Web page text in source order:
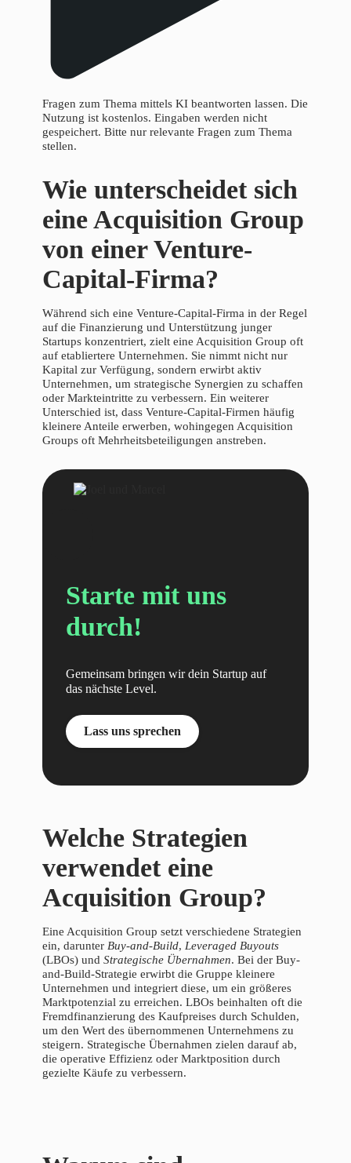
Fragen zum Thema mittels KI beantworten lassen. Die
Nutzung ist kostenlos. Eingaben werden nicht
gespeichert. Bitte nur relevante Fragen zum Thema
stellen.
Wie unterscheidet sich
eine Acquisition Group
von einer Venture-
Capital-Firma?
Während sich eine Venture-Capital-Firma in der Regel
auf die Finanzierung und Unterstützung junger
Startups konzentriert, zielt eine Acquisition Group oft
auf etabliertere Unternehmen. Sie nimmt nicht nur
Kapital zur Verfügung, sondern erwirbt aktiv
Unternehmen, um strategische Synergien zu schaffen
oder Markteintritte zu verbessern. Ein weiterer
Unterschied ist, dass Venture-Capital-Firmen häufig
kleinere Anteile erwerben, wohingegen Acquisition
Groups oft Mehrheitsbeteiligungen anstreben.
Starte mit uns
durch!
Gemeinsam bringen wir dein Startup auf
das nächste Level.
Lass uns sprechen
Welche Strategien
verwendet eine
Acquisition Group?
Eine Acquisition Group setzt verschiedene Strategien
ein, darunter Buy-and-Build, Leveraged Buyouts
(LBOs) und Strategische Übernahmen. Bei der Buy-
and-Build-Strategie erwirbt die Gruppe kleinere
Unternehmen und integriert diese, um ein größeres
Marktpotenzial zu erreichen. LBOs beinhalten oft die
Fremdfinanzierung des Kaufpreises durch Schulden,
um den Wert des übernommenen Unternehmens zu
steigern. Strategische Übernahmen zielen darauf ab,
die operative Effizienz oder Marktposition durch
gezielte Käufe zu verbessern.